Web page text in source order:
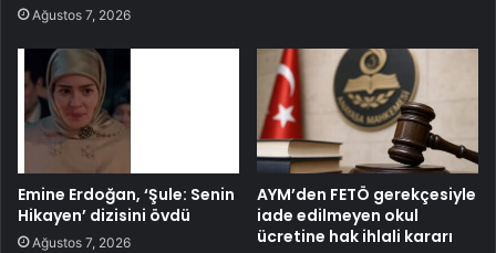
Ağustos 7, 2026
Emine Erdoğan, ‘Şule: Senin
Hikayen’ dizisini övdü
Ağustos 7, 2026
AYM’den FETÖ gerekçesiyle
iade edilmeyen okul
ücretine hak ihlali kararı